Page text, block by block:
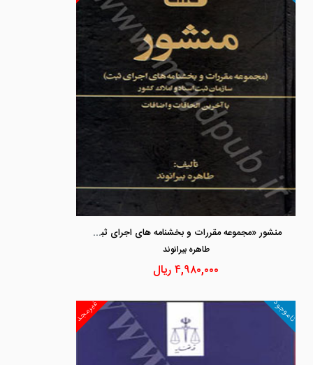
منشور «مجموعه مقررات و بخشنامه های اجرای ثبت»
طاهره بيرانوند
۴,۹۸۰,۰۰۰ریال
غیرمجد ناموجود